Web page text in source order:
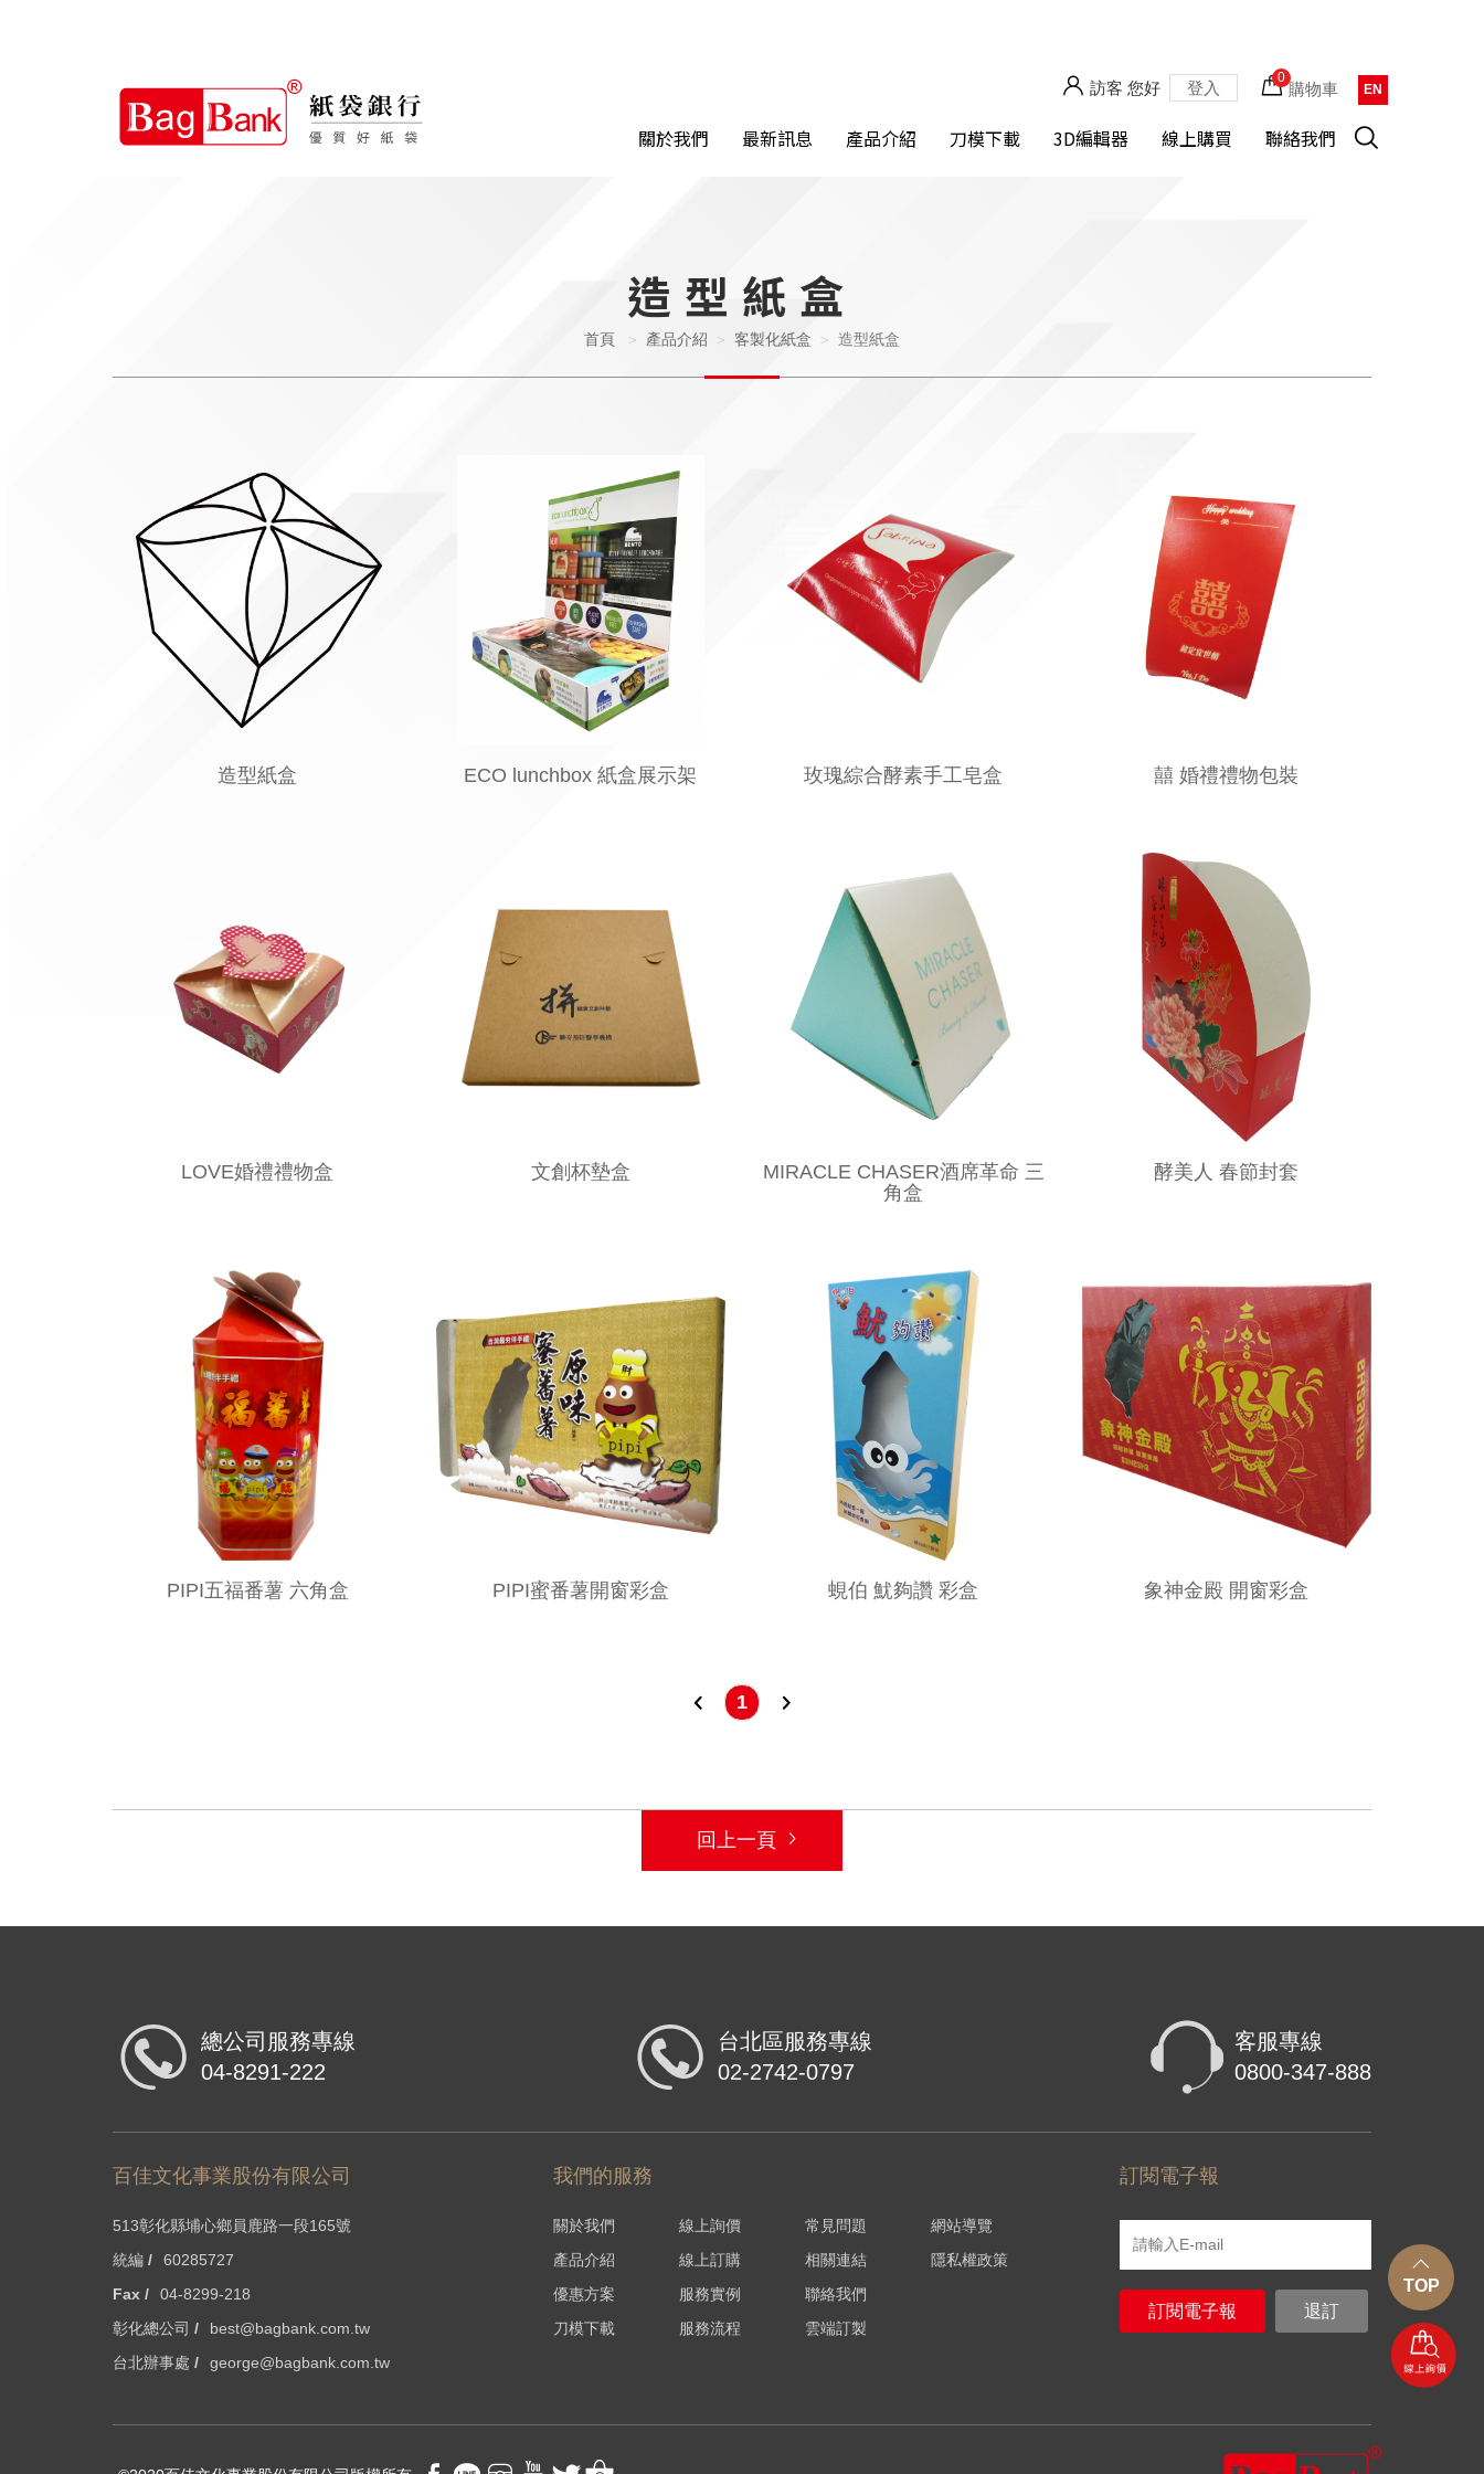
訪客 您好 登入
關於我們 最新訊息 產品介紹 刀模下載 3D編輯器 線上購買 聯絡我們
EN
0
購物車
造型紙盒
首頁 產品介紹 客製化紙盒 造型紙盒
造型紙盒 ECO lunchbox 紙盒展示架 玫瑰綜合酵素手工皂盒 囍 婚禮禮物包裝
LOVE婚禮禮物盒 文創杯墊盒
MIRACLE CHASER酒席革命 三
角盒
酵美人 春節封套
PIPI五福番薯 六角盒 PIPI蜜番薯開窗彩盒 蜆伯 魷夠讚 彩盒 象神金殿 開窗彩盒
1
回上一頁
TOP
總公司服務專線
04-8291-222
台北區服務專線
02-2742-0797
客服專線
0800-347-888
百佳文化事業股份有限公司
513彰化縣埔心鄉員鹿路一段165號
統編 /
60285727
Fax /
04-8299-218
彰化總公司 /
best@bagbank.com.tw
台北辦事處 /
george@bagbank.com.tw
我們的服務
關於我們
產品介紹
優惠方案
刀模下載
線上詢價
線上訂購
服務實例
服務流程
常見問題
相關連結
聯絡我們
雲端訂製
網站導覽
隱私權政策
訂閱電子報
訂閱電子報 退訂